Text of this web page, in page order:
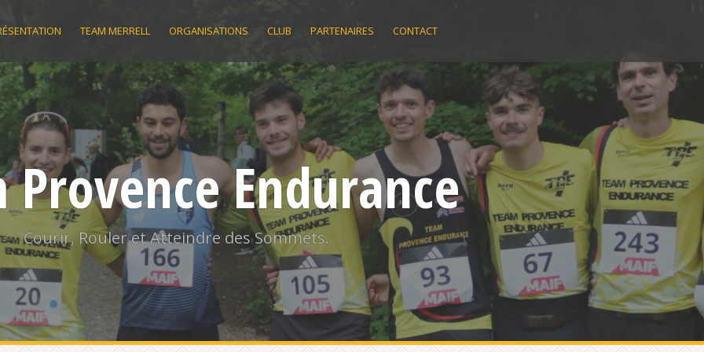
TEAM MERRELL ORGANISATIONS CLUB PARTENAIRES CONTACT
Provence Endurance
Courir, Rouler et Atteindre des Sommets.